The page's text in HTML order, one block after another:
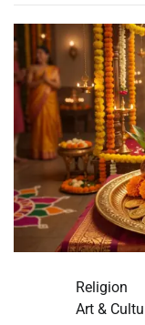
Religion
Art &